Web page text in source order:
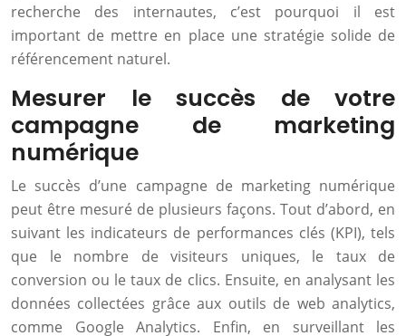
recherche des internautes, c’est pourquoi il est
important de mettre en place une stratégie solide de
référencement naturel.
Mesurer le succès de votre
campagne de marketing
numérique
Le succès d’une campagne de marketing numérique
peut être mesuré de plusieurs façons. Tout d’abord, en
suivant les indicateurs de performances clés (KPI), tels
que le nombre de visiteurs uniques, le taux de
conversion ou le taux de clics. Ensuite, en analysant les
données collectées grâce aux outils de web analytics,
comme Google Analytics. Enfin, en surveillant les